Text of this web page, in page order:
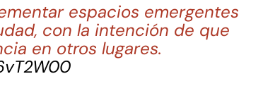
espacios emergentes
con la intención de que
en otros lugares.